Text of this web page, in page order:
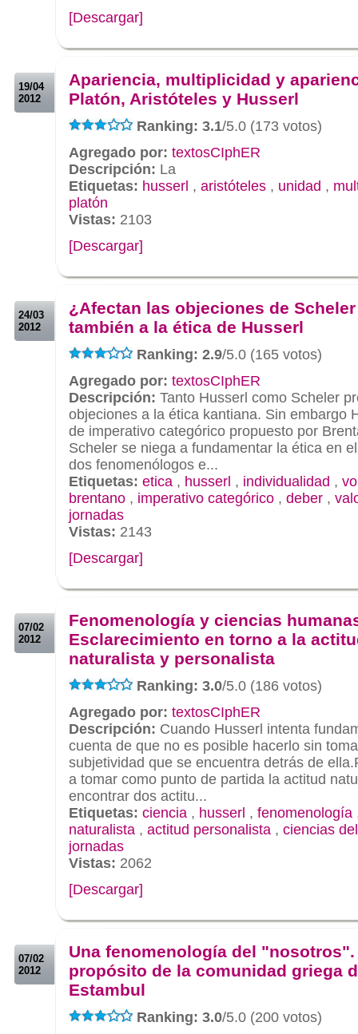
[Descargar]
19/04
2012
Apariencia, multiplicidad y
Platón, Aristóteles y Husserl
Ranking: 3.1/5.0 (173 votos)
Agregado por: textosCIphER
Descripción: La
Etiquetas: husserl , aristóteles , unidad ,
platón
Vistas: 2103
[Descargar]
24/03
2012
¿Afectan las objeciones de
también a la ética de Husserl
Ranking: 2.9/5.0 (165 votos)
Agregado por: textosCIphER
Descripción: Tanto Husserl como Scheler
objeciones a la ética kantiana. Sin embargo
de imperativo categórico propuesto por
Scheler se niega a fundamentar la ética en
dos fenomenólogos e...
Etiquetas: etica , husserl , individualidad ,
brentano , imperativo categórico , deber ,
jornadas
Vistas: 2143
[Descargar]
07/02
2012
Fenomenología y ciencias
Esclarecimiento en torno a la
naturalista y personalista
Ranking: 3.0/5.0 (186 votos)
Agregado por: textosCIphER
Descripción: Cuando Husserl intenta
cuenta de que no es posible hacerlo sin
subjetividad que se encuentra detrás de
a tomar como punto de partida la actitud
encontrar dos actitu...
Etiquetas: ciencia , husserl , fenomenología
naturalista , actitud personalista , ciencias
jornadas
Vistas: 2062
[Descargar]
07/02
2012
Una fenomenología del "nosotros".
propósito de la comunidad griega
Estambul
Ranking: 3.0/5.0 (200 votos)